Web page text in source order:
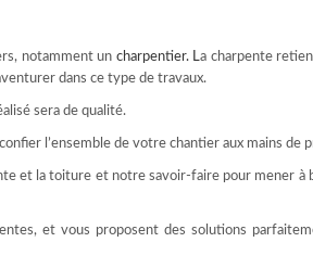
notamment un charpentier. La charpente
dans ce type de travaux.
sera de qualité.
l’ensemble de votre chantier aux mains de
et la toiture et notre savoir-faire pour mener à
et vous proposent des solutions